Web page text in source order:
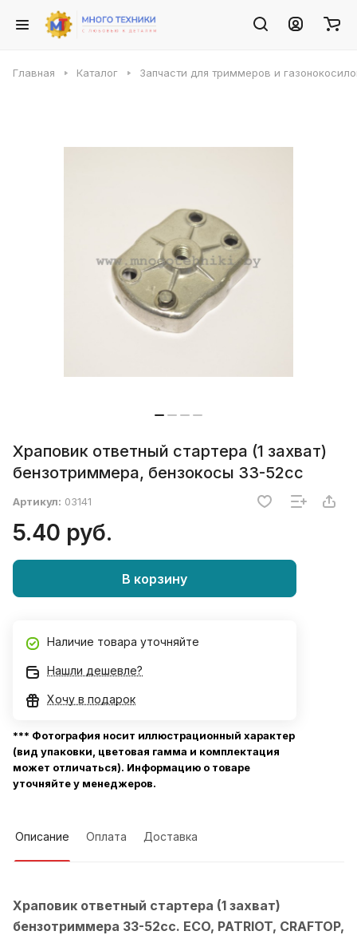
Главная Каталог Запчасти для триммеров и
Храповик ответный стартера (1 захват)
бензотриммера, бензокосы 33-52сс
Артикул: 03141
5.40 руб.
В корзину
Наличие товара уточняйте
Нашли дешевле?
Хочу в подарок
*** Фотография носит иллюстрационный характер
(вид упаковки, цветовая гамма и комплектация
может отличаться). Информацию о товаре
уточняйте у менеджеров.
Описание Оплата Доставка
Храповик ответный стартера (1 захват)
бензотриммера 33-52сс. ECO, PATRIOT, CRAFTOP,